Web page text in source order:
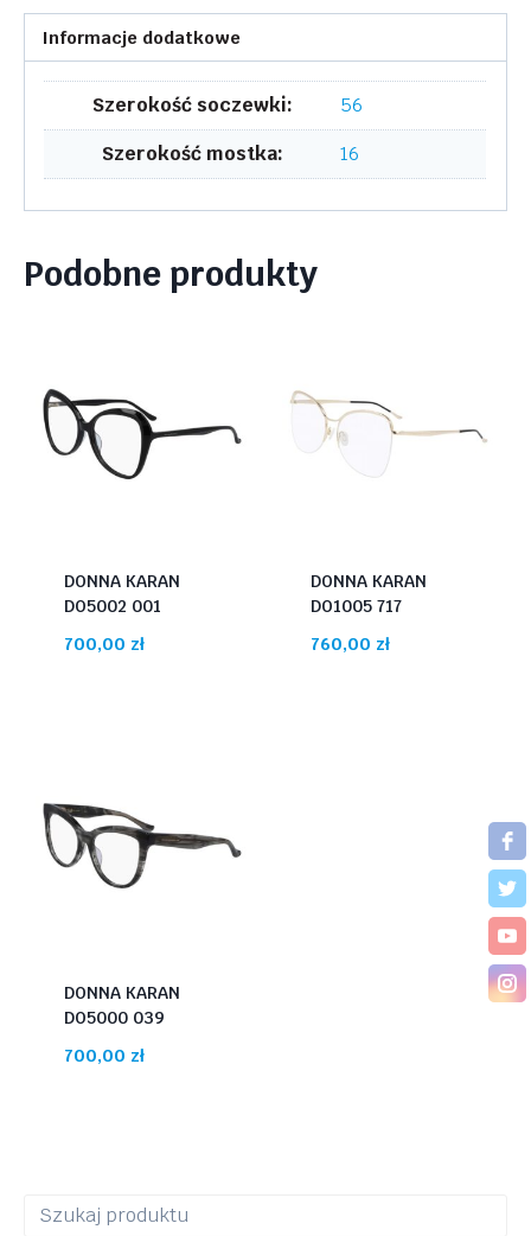
ANKARE
002Informacje dodatkowe
Szerokość soczewki:
56
Szerokość mostka:
16
Podobne produkty
DONNA KARAN
DO5002 001
700,00 zł
DONNA KARAN
DO1005 717
760,00 zł
DONNA KARAN
DO5000 039
700,00 zł